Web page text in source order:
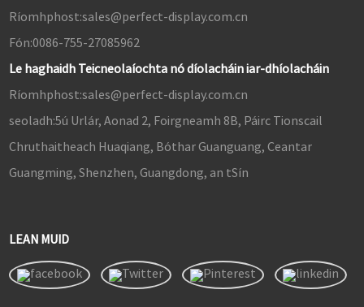
Ríomhphost:sales@perfect-display.com.cn
Fón:0086-755-27085962
Le haghaidh Teicneolaíochta nó díolacháin iar-dhíolacháin
Ríomhphost:sales@perfect-display.com.cn
seoladh:5ú Urlár, Aonad 2, Foirgneamh 8B, Páirc Tionscail
Chruthaitheach Huaqiang, Bóthar Guanguang, Ceantar
Guangming, Shenzhen, Guangdong, an tSín
LEAN MUID